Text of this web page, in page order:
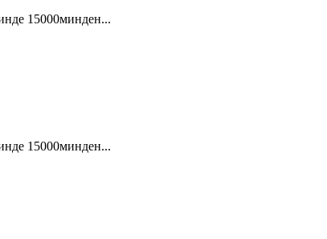
15000минден...
15000минден...